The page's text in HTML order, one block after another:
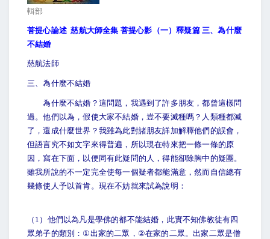
輯部
菩提心論述 慈航大師全集 菩提心影（一）釋疑篇 三、為什麼
不結婚
慈航法師
三、為什麼不結婚
為什麼不結婚？這問題，我遇到了許多朋友，都曾這樣問
過。他們以為，假使大家不結婚，豈不要滅種嗎？人類種都滅
了，還成什麼世界？我雖為此對諸朋友詳加解釋他們的誤會，
但語言究不如文字來得普遍，所以現在特來把一條一條的原
因，寫在下面，以便同有此疑問的人，得能卻除胸中的疑團。
雖我所說的不一定完全使每一個疑者都能滿意，然而自信總有
幾條使人予以首肯。現在不妨就來試為說明：
（1）他們以為凡是學佛的都不能結婚，此實不知佛教徒有四
眾弟子的類別： ①出家的二眾， ②在家的二眾。出家二眾是僧